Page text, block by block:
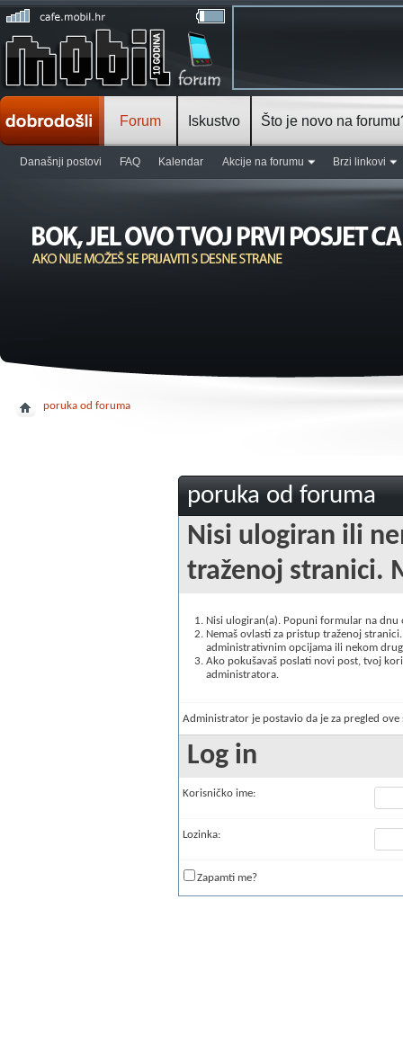
Forum
Današnji postovi FAQ Kalendar Akcije na forumu Brzi linkovi
Iskustvo Što je novo na
poruka od foruma
poruka od foruma
Nisi ulogiran ili
traženoj stranici.
Nisi ulogiran(a). Popuni formular na
Nemaš ovlasti za pristup traženoj
administrativnim opcijama ili nekom
Ako pokušavaš poslati novi post, tvoj
administratora.
Administrator je postavio da je za pregled
Log in
Korisničko ime:
Lozinka:
Zapamti me?